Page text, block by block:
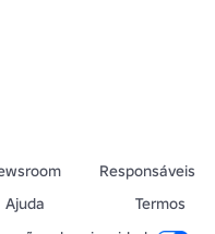
Responsáveis
Ajuda
Termos